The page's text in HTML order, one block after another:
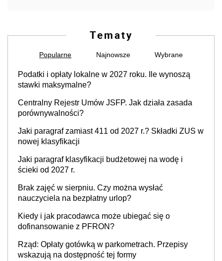
Tematy
Popularne Najnowsze Wybrane
Podatki i opłaty lokalne w 2027 roku. Ile wynoszą
stawki maksymalne?
Centralny Rejestr Umów JSFP. Jak działa zasada
porównywalności?
Jaki paragraf zamiast 411 od 2027 r.? Składki ZUS w
nowej klasyfikacji
Jaki paragraf klasyfikacji budżetowej na wodę i
ścieki od 2027 r.
Brak zajęć w sierpniu. Czy można wysłać
nauczyciela na bezpłatny urlop?
Kiedy i jak pracodawca może ubiegać się o
dofinansowanie z PFRON?
Rząd: Opłaty gotówką w parkometrach. Przepisy
wskazują na dostępność tej formy